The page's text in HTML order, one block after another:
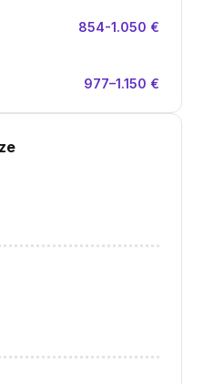
854-1.050 €
977–1.150 €